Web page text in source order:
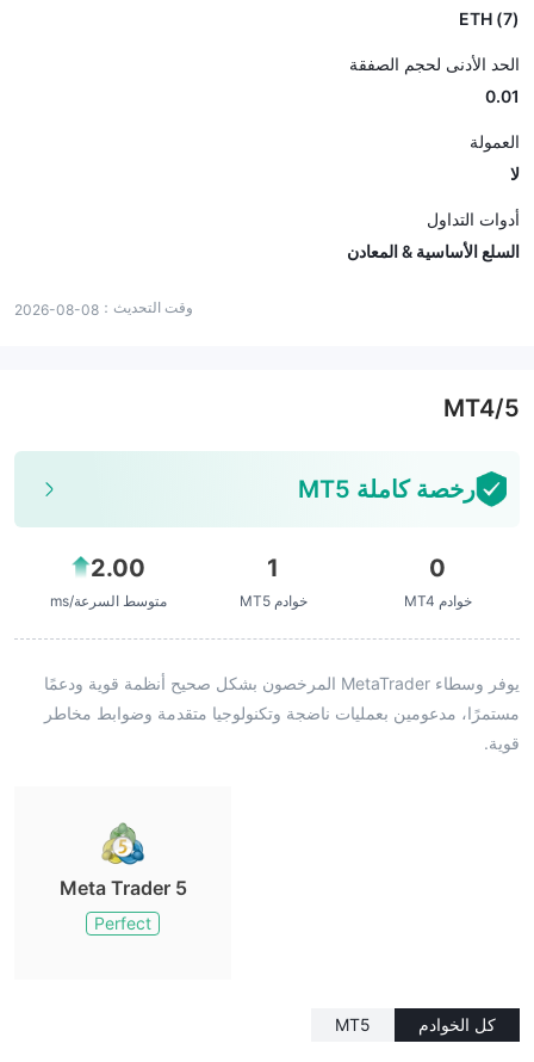
(7) ETH
الحد الأدنى لحجم الصفقة
0.01
العمولة
لا
أدوات التداول
السلع الأساسية & المعادن
وقت التحديث： 2026-08-08
MT4/5
رخصة كاملة MT5
0
خوادم MT4
1
خوادم MT5
2.00
متوسط السرعة/ms
يوفر وسطاء MetaTrader المرخصون بشكل صحيح أنظمة قوية ودعمًا
مستمرًا، مدعومين بعمليات ناضجة وتكنولوجيا متقدمة وضوابط مخاطر
قوية.
Meta Trader 5
Perfect
كل الخوادم MT5